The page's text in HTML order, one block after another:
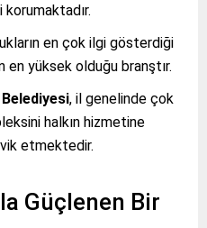
en çok ilgi gösterdiği
en yüksek olduğu branştır.
, il genelinde çok
halkın hizmetine
etmektedir.
Güçlenen Bir